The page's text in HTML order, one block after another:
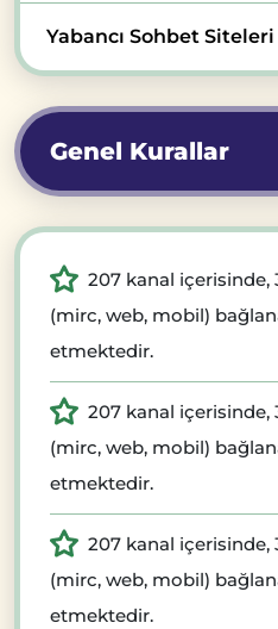
Yabancı Sohbet Siteleri
Genel Kurallar
207 kanal içerisinde,
(mirc, web, mobil)
etmektedir.
207 kanal içerisinde,
(mirc, web, mobil)
etmektedir.
207 kanal içerisinde,
(mirc, web, mobil)
etmektedir.